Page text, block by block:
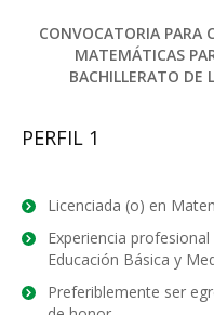
CONVOCATORIA PARA
MATEMÁTICAS
BACHILLERATO DE
PERFIL 1
Licenciada (o) en
Experiencia
Educación Básica y
Preferiblemente ser